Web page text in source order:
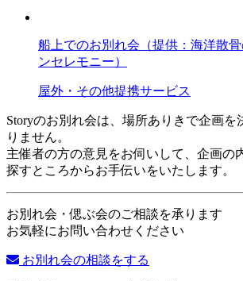
船上でのお別れ会（提供：海洋散
ンセレモニー）
屋外・その他提携サービス
Storyのお別れ会は、場所ありきで企画を
りません。
主催者の方の意見をお伺いして、企画の
探すところからお手伝いをいたします。
お別れ会・偲ぶ会のご相談を承ります
お気軽にお問い合わせください
お別れ会の相談をする